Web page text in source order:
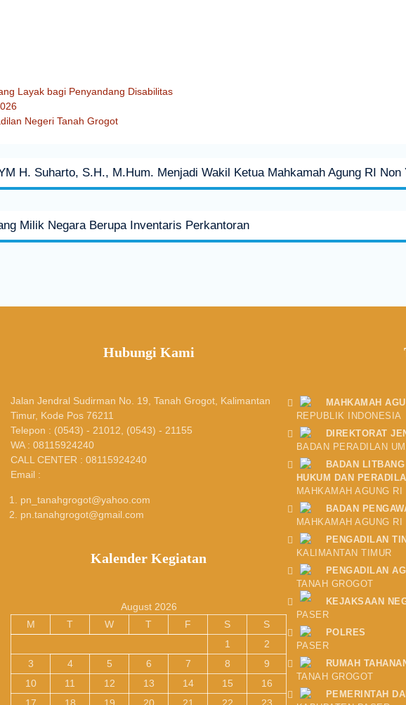
Layak bagi Penyandang Disabilitas
Negeri Tanah Grogot
H. Suharto, S.H., M.Hum. Menjadi Wakil Ketua Mahkamah Agung RI Non
Milik Negara Berupa Inventaris Perkantoran
Hubungi Kami
Jalan Jendral Sudirman No. 19, Tanah Grogot, Kalimantan
Timur, Kode Pos 76211
Telepon : (0543) - 21012, (0543) - 21155
WA : 08115924240
CALL CENTER : 08115924240
Email :
pn_tanahgrogot@yahoo.com
pn.tanahgrogot@gmail.com
Kalender Kegiatan
August 2026
M
T W T F S
S
1
2
3
4 5 6 7 8
9
10
11 12 13 14 15
16
MAHKAMAH
REPUBLIK INDONESIA
DIREKTORAT
BADAN PERADILAN
BADAN
HUKUM DAN
MAHKAMAH AGUNG RI
BADAN
MAHKAMAH AGUNG RI
PENGADILAN
KALIMANTAN TIMUR
PENGADILAN
TANAH GROGOT
KEJAKSAAN
PASER
POLRES
PASER
RUMAH
TANAH GROGOT
PEMERINTAH